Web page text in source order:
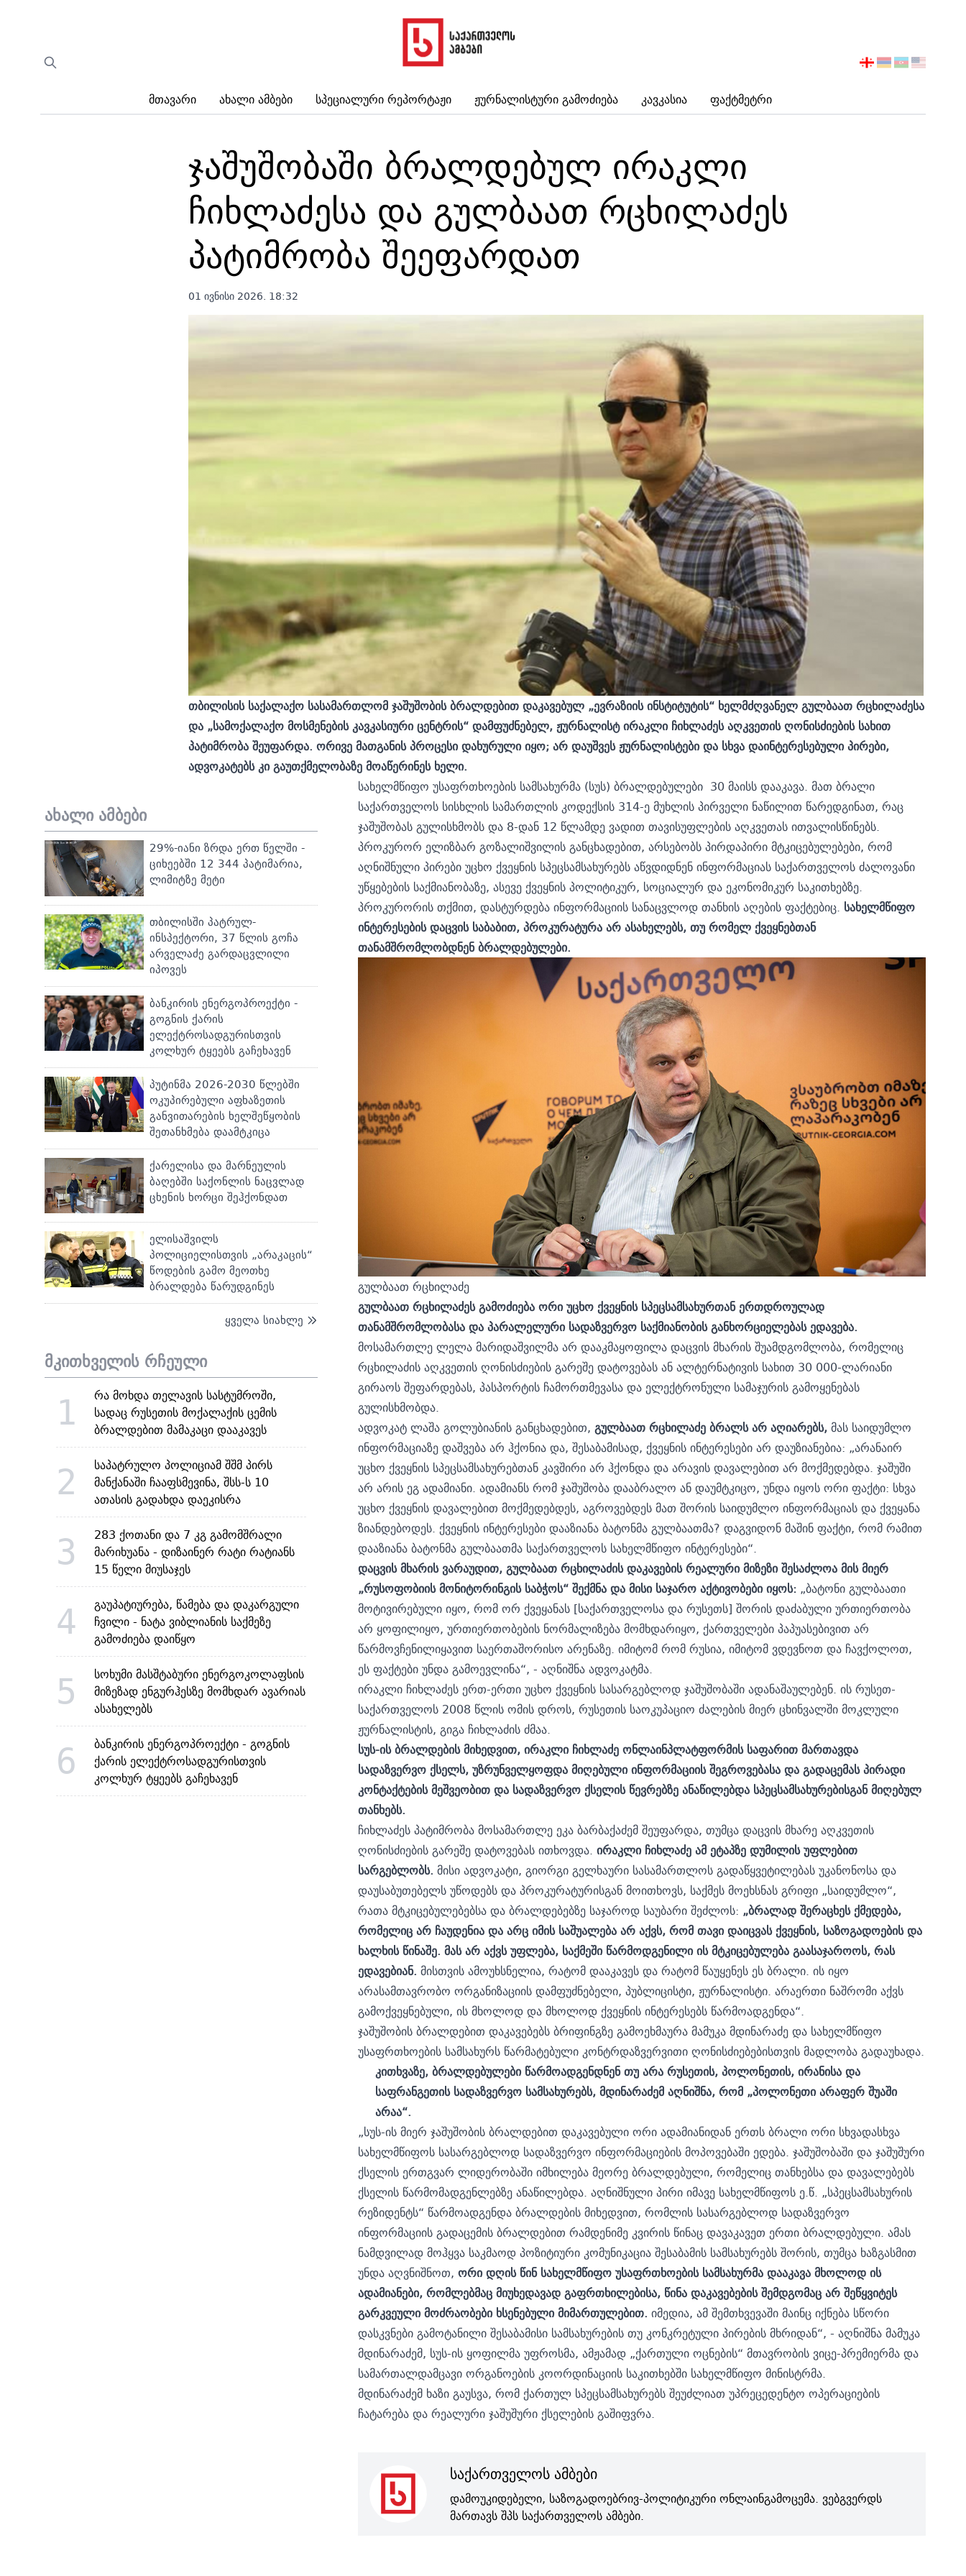
Მთავარი Ახალი Ამბები Სპეციალური Რეპორტაჟი Ჟურნალისტური Გამოძიება Კავკასია Ფაქტმეტრი
აირჩიეთ
ჯაშუშობაში ბრალდებულ ირაკლი
ჩიხლაძესა და გულბაათ რცხილაძეს
პატიმრობა შეეფარდათ
01 ივნისი 2026. 18:32
თბილისის საქალაქო სასამართლომ ჯაშუშობის ბრალდებით დაკავებულ „ევრაზიის ინსტიტუტის“ ხელმძღვანელ გულბაათ რცხილაძესა
და „სამოქალაქო მოსმენების კავკასიური ცენტრის“ დამფუძნებელ, ჟურნალისტ ირაკლი ჩიხლაძეს აღკვეთის ღონისძიების სახით
პატიმრობა შეუფარდა. ორივე მათგანის პროცესი დახურული იყო; არ დაუშვეს ჟურნალისტები და სხვა დაინტერესებული პირები,
ადვოკატებს კი გაუთქმელობაზე მოაწერინეს ხელი.
ახალი ამბები
29%-იანი ზრდა ერთ წელში -
ციხეებში 12 344 პატიმარია,
ლიმიტზე მეტი
თბილისში პატრულ-
ინსპექტორი, 37 წლის გოჩა
არველაძე გარდაცვლილი
იპოვეს
ბანკირის ენერგოპროექტი -
გოგნის ქარის
ელექტროსადგურისთვის
კოლხურ ტყეებს გაჩეხავენ
პუტინმა 2026-2030 წლებში
ოკუპირებული აფხაზეთის
განვითარების ხელშეწყობის
შეთანხმება დაამტკიცა
ქარელისა და მარნეულის
ბაღებში საქონლის ნაცვლად
ცხენის ხორცი შეჰქონდათ
ელისაშვილს
პოლიციელისთვის „არაკაცის“
წოდების გამო მეოთხე
ბრალდება წარუდგინეს
ყველა სიახლე
მკითხველის რჩეული
1
რა მოხდა თელავის სასტუმროში,
სადაც რუსეთის მოქალაქის ცემის
ბრალდებით მამაკაცი დააკავეს
2
საპატრულო პოლიციამ შშმ პირს
მანქანაში ჩააფსმევინა, შსს-ს 10
ათასის გადახდა დაეკისრა
3
283 ქოთანი და 7 კგ გამომშრალი
მარიხუანა - დიზაინერ რატი რატიანს
15 წელი მიუსაჯეს
4
გაუპატიურება, წამება და დაკარგული
ჩვილი - ნატა ვიბლიანის საქმეზე
გამოძიება დაიწყო
5
სოხუმი მასშტაბური ენერგოკოლაფსის
მიზეზად ენგურჰესზე მომხდარ ავარიას
ასახელებს
6
ბანკირის ენერგოპროექტი - გოგნის
ქარის ელექტროსადგურისთვის
კოლხურ ტყეებს გაჩეხავენ
სახელმწიფო უსაფრთხოების სამსახურმა (სუს) ბრალდებულები 30 მაისს დააკავა. მათ ბრალი
საქართველოს სისხლის სამართლის კოდექსის 314-ე მუხლის პირველი ნაწილით წარედგინათ, რაც
ჯაშუშობას გულისხმობს და 8-დან 12 წლამდე ვადით თავისუფლების აღკვეთას ითვალისწინებს.
პროკურორ ელიზბარ გოზალიშვილის განცხადებით, არსებობს პირდაპირი მტკიცებულებები, რომ
აღნიშნული პირები უცხო ქვეყნის სპეცსამსახურებს აწვდიდნენ ინფორმაციას საქართველოს ძალოვანი
უწყებების საქმიანობაზე, ასევე ქვეყნის პოლიტიკურ, სოციალურ და ეკონომიკურ საკითხებზე.
პროკურორის თქმით, დასტურდება ინფორმაციის სანაცვლოდ თანხის აღების ფაქტებიც. სახელმწიფო
ინტერესების დაცვის საბაბით, პროკურატურა არ ასახელებს, თუ რომელ ქვეყნებთან
თანამშრომლობდნენ ბრალდებულები.
გულბაათ რცხილაძე
გულბაათ რცხილაძეს გამოძიება ორი უცხო ქვეყნის სპეცსამსახურთან ერთდროულად
თანამშრომლობასა და პარალელური სადაზვერვო საქმიანობის განხორციელებას ედავება.
მოსამართლე ლელა მარიდაშვილმა არ დააკმაყოფილა დაცვის მხარის შუამდგომლობა, რომელიც
რცხილაძის აღკვეთის ღონისძიების გარეშე დატოვებას ან ალტერნატივის სახით 30 000-ლარიანი
გირაოს შეფარდებას, პასპორტის ჩამორთმევასა და ელექტრონული სამაჯურის გამოყენებას
გულისხმობდა.
ადვოკატ ლაშა გოლუბიანის განცხადებით, გულბაათ რცხილაძე ბრალს არ აღიარებს,მას საიდუმლო
ინფორმაციაზე დაშვება არ ჰქონია და, შესაბამისად, ქვეყნის ინტერესები არ დაუზიანებია: „არანაირ
უცხო ქვეყნის სპეცსამსახურებთან კავშირი არ ჰქონდა და არავის დავალებით არ მოქმედებდა. ჯაშუში
არ არის ეგ ადამიანი. ადამიანს რომ ჯაშუშობა დააბრალო ან დაუმტკიცო, უნდა იყოს ორი ფაქტი: სხვა
უცხო ქვეყნის დავალებით მოქმედებდეს, აგროვებდეს მათ შორის საიდუმლო ინფორმაციას და ქვეყანა
ზიანდებოდეს. ქვეყნის ინტერესები დააზიანა ბატონმა გულბაათმა? დაგვიდონ მაშინ ფაქტი, რომ რამით
დააზიანა ბატონმა გულბაათმა საქართველოს სახელმწიფო ინტერესები“.
დაცვის მხარის ვარაუდით, გულბაათ რცხილაძის დაკავების რეალური მიზეზი შესაძლოა მის მიერ
„რუსოფობიის მონიტორინგის საბჭოს“ შექმნა და მისი საჯარო აქტივობები იყოს: „ბატონი გულბაათი
მოტივირებული იყო, რომ ორ ქვეყანას [საქართველოსა და რუსეთს] შორის დაძაბული ურთიერთობა
არ ყოფილიყო, ურთიერთობების ნორმალიზება მომხდარიყო, ქართველები პაპუასებივით არ
წარმოვჩენილიყავით საერთაშორისო არენაზე. იმიტომ რომ რუსია, იმიტომ ვდევნოთ და ჩავქოლოთ,
ეს ფაქტები უნდა გამოევლინა“, - აღნიშნა ადვოკატმა.
ირაკლი ჩიხლაძეს ერთ-ერთი უცხო ქვეყნის სასარგებლოდ ჯაშუშობაში ადანაშაულებენ. ის რუსეთ-
საქართველოს 2008 წლის ომის დროს, რუსეთის საოკუპაციო ძალების მიერ ცხინვალში მოკლული
ჟურნალისტის, გიგა ჩიხლაძის ძმაა.
სუს-ის ბრალდების მიხედვით, ირაკლი ჩიხლაძე ონლაინპლატფორმის საფარით მართავდა
სადაზვერვო ქსელს, უზრუნველყოფდა მიღებული ინფორმაციის შეგროვებასა და გადაცემას პირადი
კონტაქტების მეშვეობით და სადაზვერვო ქსელის წევრებზე ანაწილებდა სპეცსამსახურებისგან მიღებულ
თანხებს.
ჩიხლაძეს პატიმრობა მოსამართლე ეკა ბარბაქაძემ შეუფარდა, თუმცა დაცვის მხარე აღკვეთის
ღონისძიების გარეშე დატოვებას ითხოვდა. ირაკლი ჩიხლაძე ამ ეტაპზე დუმილის უფლებით
სარგებლობს. მისი ადვოკატი, გიორგი გელხაური სასამართლოს გადაწყვეტილებას უკანონოსა და
დაუსაბუთებელს უწოდებს და პროკურატურისგან მოითხოვს, საქმეს მოეხსნას გრიფი „საიდუმლო“,
რათა მტკიცებულებებსა და ბრალდებებზე საჯაროდ საუბარი შეძლოს: „ბრალად შერაცხეს ქმედება,
რომელიც არ ჩაუდენია და არც იმის საშუალება არ აქვს, რომ თავი დაიცვას ქვეყნის, საზოგადოების და
ხალხის წინაშე. მას არ აქვს უფლება, საქმეში წარმოდგენილი ის მტკიცებულება გაასაჯაროოს, რას
ედავებიან. მისთვის ამოუხსნელია, რატომ დააკავეს და რატომ წაუყენეს ეს ბრალი. ის იყო
არასამთავრობო ორგანიზაციის დამფუძნებელი, პუბლიცისტი, ჟურნალისტი. არაერთი ნაშრომი აქვს
გამოქვეყნებული, ის მხოლოდ და მხოლოდ ქვეყნის ინტერესებს წარმოადგენდა“.
ჯაშუშობის ბრალდებით დაკავებებს ბრიფინგზე გამოეხმაურა მამუკა მდინარაძე და სახელმწიფო
უსაფრთხოების სამსახურს წარმატებული კონტრდაზვერვითი ღონისძიებებისთვის მადლობა გადაუხადა.
კითხვაზე, ბრალდებულები წარმოადგენდნენ თუ არა რუსეთის, პოლონეთის, ირანისა და
საფრანგეთის სადაზვერვო სამსახურებს, მდინარაძემ აღნიშნა, რომ „პოლონეთი არაფერ შუაში
არაა“.
„სუს-ის მიერ ჯაშუშობის ბრალდებით დაკავებული ორი ადამიანიდან ერთს ბრალი ორი სხვადასხვა
სახელმწიფოს სასარგებლოდ სადაზვერვო ინფორმაციების მოპოვებაში ედება. ჯაშუშობაში და ჯაშუშური
ქსელის ერთგვარ ლიდერობაში იმხილება მეორე ბრალდებული, რომელიც თანხებსა და დავალებებს
ქსელის წარმომადგენლებზე ანაწილებდა. აღნიშნული პირი იმავე სახელმწიფოს ე.წ. „სპეცსამსახურის
რეზიდენტს“ წარმოადგენდა ბრალდების მიხედვით, რომლის სასარგებლოდ სადაზვერვო
ინფორმაციის გადაცემის ბრალდებით რამდენიმე კვირის წინაც დავაკავეთ ერთი ბრალდებული. ამას
ნამდვილად მოჰყვა საკმაოდ პოზიტიური კომუნიკაცია შესაბამის სამსახურებს შორის, თუმცა ხაზგასმით
უნდა აღვნიშნოთ, ორი დღის წინ სახელმწიფო უსაფრთხოების სამსახურმა დააკავა მხოლოდ ის
ადამიანები, რომლებმაც მიუხედავად გაფრთხილებისა, წინა დაკავებების შემდგომაც არ შეწყვიტეს
გარკვეული მოძრაობები ხსენებული მიმართულებით. იმედია, ამ შემთხვევაში მაინც იქნება სწორი
დასკვნები გამოტანილი შესაბამისი სამსახურების თუ კონკრეტული პირების მხრიდან“, - აღნიშნა მამუკა
მდინარაძემ, სუს-ის ყოფილმა უფროსმა, ამჟამად „ქართული ოცნების“ მთავრობის ვიცე-პრემიერმა და
სამართალდამცავი ორგანოების კოორდინაციის საკითხებში სახელმწიფო მინისტრმა.
მდინარაძემ ხაზი გაუსვა, რომ ქართულ სპეცსამსახურებს შეუძლიათ უპრეცედენტო ოპერაციების
ჩატარება და რეალური ჯაშუშური ქსელების გაშიფვრა.
საქართველოს ამბები
დამოუკიდებელი, საზოგადოებრივ-პოლიტიკური ონლაინგამოცემა. ვებგვერდს
მართავს შპს საქართველოს ამბები.